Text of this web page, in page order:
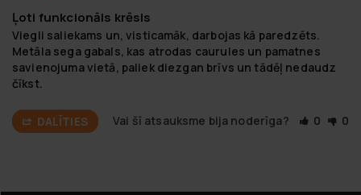
Ļoti funkcionāls krēsls
Viegli saliekams un, visticamāk, darbojas kā paredzēts.
Metāla sega gabals, kas atrodas caurules un pamatnes
savienojuma vietā, paliek diezgan brīvs un tādēļ nedaudz
čīkst.
DALĪTIES Vai šī atsauksme bija noderīga? 0 0